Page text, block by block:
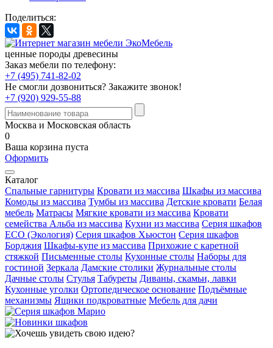
Поделиться:
ценные породы древесины
Заказ мебели по телефону:
+7 (495) 741-82-02
Не смогли дозвониться? Закажите звонок!
+7 (920) 929-55-88
Москва и Московская область
0
Ваша корзина пуста
Оформить
Каталог
Спальные гарнитуры Кровати из массива Шкафы из массива
Комоды из массива Тумбы из массива Детские кровати Белая
мебель Матрасы Мягкие кровати из массива Кровати
семейства Альба из массива Кухни из массива Серия шкафов
ECO (Экология) Серия шкафов Хьюстон Серия шкафов
Борджия Шкафы-купе из массива Прихожие с каретной
стяжкой Письменные столы Кухонные столы Наборы для
гостиной Зеркала Дамские столики Журнальные столы
Дачные столы Стулья Табуреты Диваны, скамьи, лавки
Кухонные уголки Ортопедическое основание Подъёмные
механизмы Ящики подкроватные Мебель для дачи